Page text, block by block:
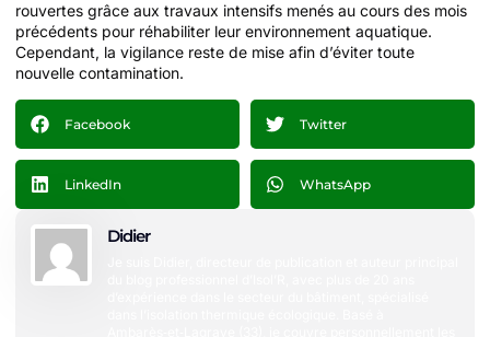
rouvertes grâce aux travaux intensifs menés au cours des mois
précédents pour réhabiliter leur environnement aquatique.
Cependant, la vigilance reste de mise afin d’éviter toute
nouvelle contamination.
Facebook Twitter
LinkedIn WhatsApp
Didier